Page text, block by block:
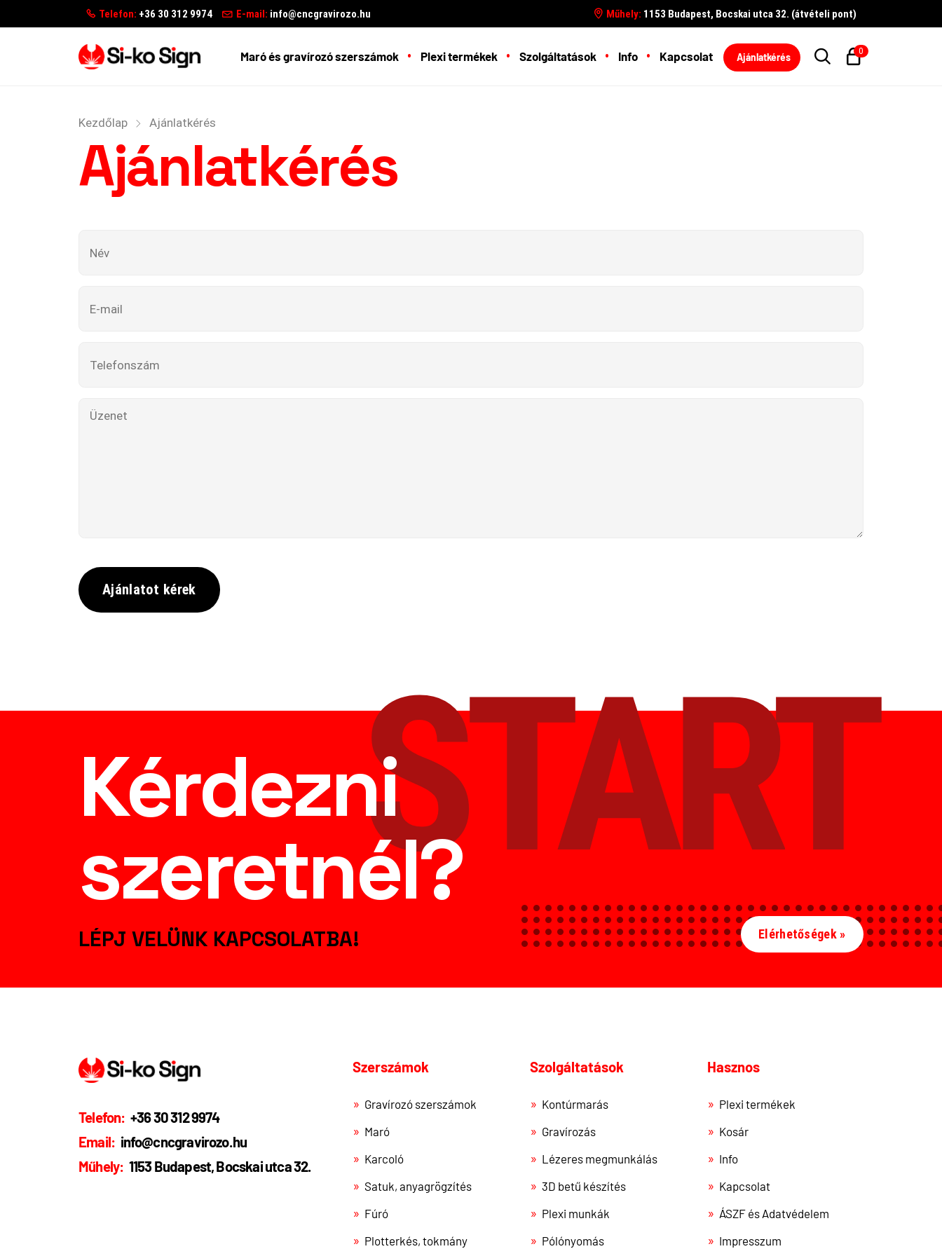
Telefon: +36 30 312 9974 E-mail: info@cncgravirozo.hu Műhely: 1153 Budapest, Bocskai utca 32. (átvételi pont)
Maró és gravírozó szerszámok Plexi termékek Szolgáltatások Info Kapcsolat Ajánlatkérés
0
Ajánlatkérés
Kezdőlap Ajánlatkérés
Kérdezni
szeretnél?
LÉPJ VELÜNK KAPCSOLATBA!
START
Elérhetőségek »
Telefon: +36 30 312 9974
Email: info@cncgravirozo.hu
Műhely: 1153 Budapest, Bocskai utca 32.
Szerszámok
Gravírozó szerszámok
Maró
Karcoló
Satuk, anyagrögzítés
Fúró
Plotterkés, tokmány
Szolgáltatások
Kontúrmarás
Gravírozás
Lézeres megmunkálás
3D betű készítés
Plexi munkák
Pólónyomás
Hasznos
Plexi termékek
Kosár
Info
Kapcsolat
ÁSZF és Adatvédelem
Impresszum